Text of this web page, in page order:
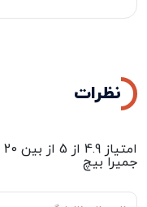
نظرات
امتیاز 4.9 از 5 از بین 20
جمیرا بیچ